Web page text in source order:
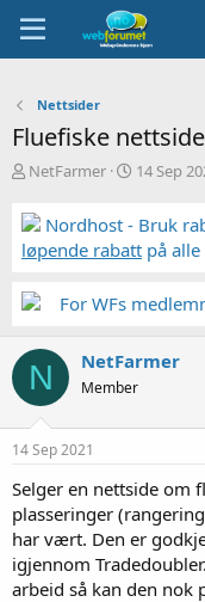
Nettsider
Fluefiske
T
å
d
s
a
e
r
NetFarmer
S
r
t
a
14 Sep
Nordhost - Bruk
løpende rabatt på
For WFs
N NetFarmer
Member
14 Sep 2021
Selger en nettside om
plasseringer
har vært. Den er
igjennom
arbeid så kan den nok